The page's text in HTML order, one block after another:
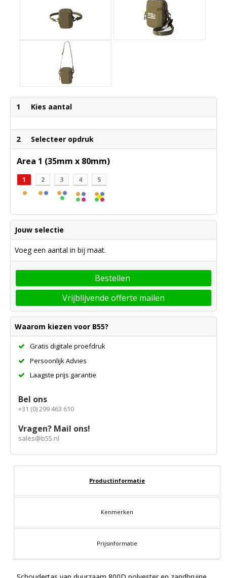
1 Kies aantal
2 Selecteer opdruk
Area 1 (35mm x 80mm)
1 2 3 4 5
Jouw selectie
Voeg een aantal in bij maat.
Bestellen
Vrijblijvende offerte mailen
Waarom kiezen voor B55?
Gratis digitale proefdruk
Persoonlijk Advies
Laagste prijs garantie
Bel ons
+31 (0) 299 463 610
Vragen? Mail ons!
sales@b55.nl
Productinformatie
Kenmerken
Prijsinformatie